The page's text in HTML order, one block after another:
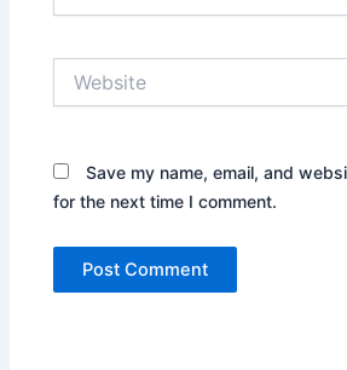
Save my name, email, and
for the next time I comment.